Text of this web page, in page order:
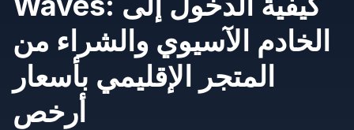
الخادم الآسيوي والشراء من
المتجر الإقليمي بأسعار
أرخص